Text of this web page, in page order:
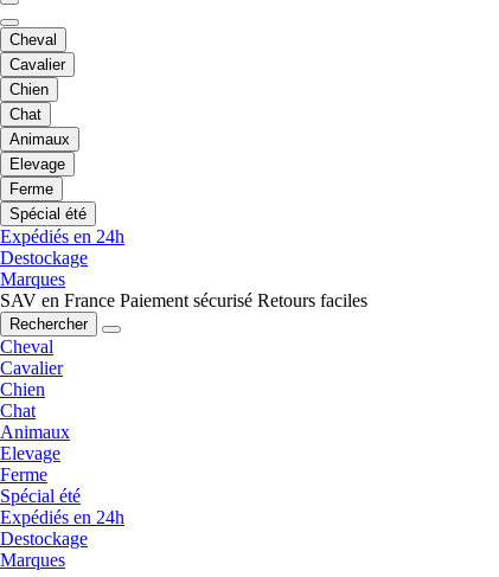
Cheval
Cavalier
Chien
Chat
Animaux
Elevage
Ferme
Spécial été
Expédiés en 24h
Destockage
Marques
SAV en France Paiement sécurisé Retours faciles
Rechercher
Cheval
Cavalier
Chien
Chat
Animaux
Elevage
Ferme
Spécial été
Expédiés en 24h
Destockage
Marques